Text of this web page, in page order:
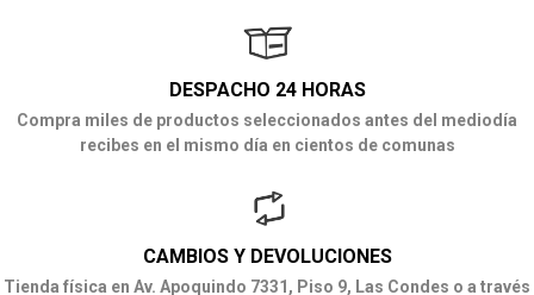
DESPACHO 24 HORAS
Compra miles de productos seleccionados antes del mediodía
recibes en el mismo día en cientos de comunas
CAMBIOS Y DEVOLUCIONES
Tienda física en Av. Apoquindo 7331, Piso 9, Las Condes o a través